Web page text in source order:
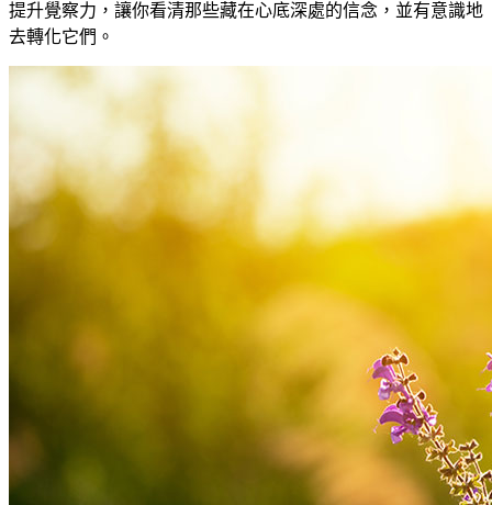
提升覺察力，讓你看清那些藏在心底深處的信念，並有意識地
去轉化它們。